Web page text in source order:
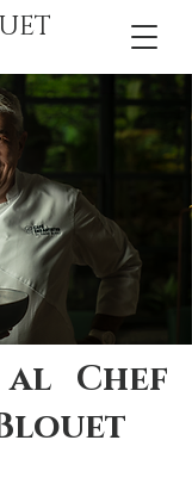
al Chef